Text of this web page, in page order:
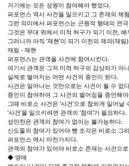
거기에는 모든 성원이 참여해야 했었다.
퍼포먼스 역시 사건을 일으키고 그 존재의 체
그런 의미에서 퍼포먼스는 근원적 형태의 연
그것은 무대 위에서 미적 허구가 되기 이전,
그러니까 아직 ‘재현’이 되기 이전의 제의(재
재림 - 재현
퍼포먼스는 관객을 사건에 참여시킨다.
여기서 관객은 그저 미적 허구의 감상자가 아
실제로 벌어지는 어떤 사건의 증인이 된다.
사건은 일어나는 것만으로는 사건이 될 수 없
증인이 참여하여 그 사건의 벌어짐을 증언해
그때 비로소 사건은 ‘사건’으로 참되게 일어날
‘사건’을 일으키려면 관객의 ‘참여’가 필요하다.
성만찬은 관객의 참여가 없이는 불가능하다.
신도들의 참여가 있어야 빵 조각은 비로소 그
퍼포먼스 역시 마찬가지다.
관객의 참여가 있어야 비로소 존재는 사건으
◆ 영매